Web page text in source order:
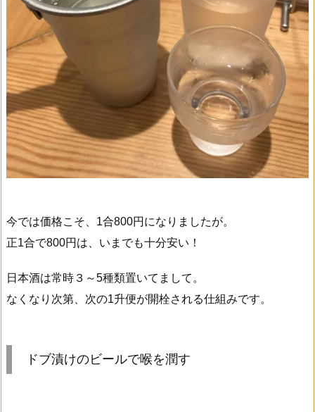
今では価格こそ、1合800円になりましたが。
正1合で800円は、いまでも十分安い！
日本酒は常時３～5種類置いてまして。
なくなり次第、次の1升便が開栓される仕組みです。
ドブ漬けのビールで喉を潤す